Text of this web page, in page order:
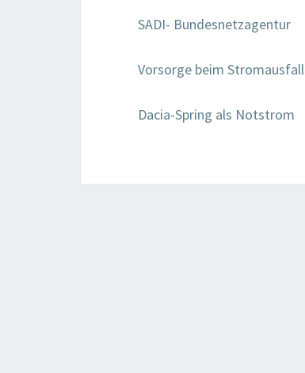
SADI- Bundesnetzagentur
Vorsorge beim Stromausfall
Dacia-Spring als Notstrom